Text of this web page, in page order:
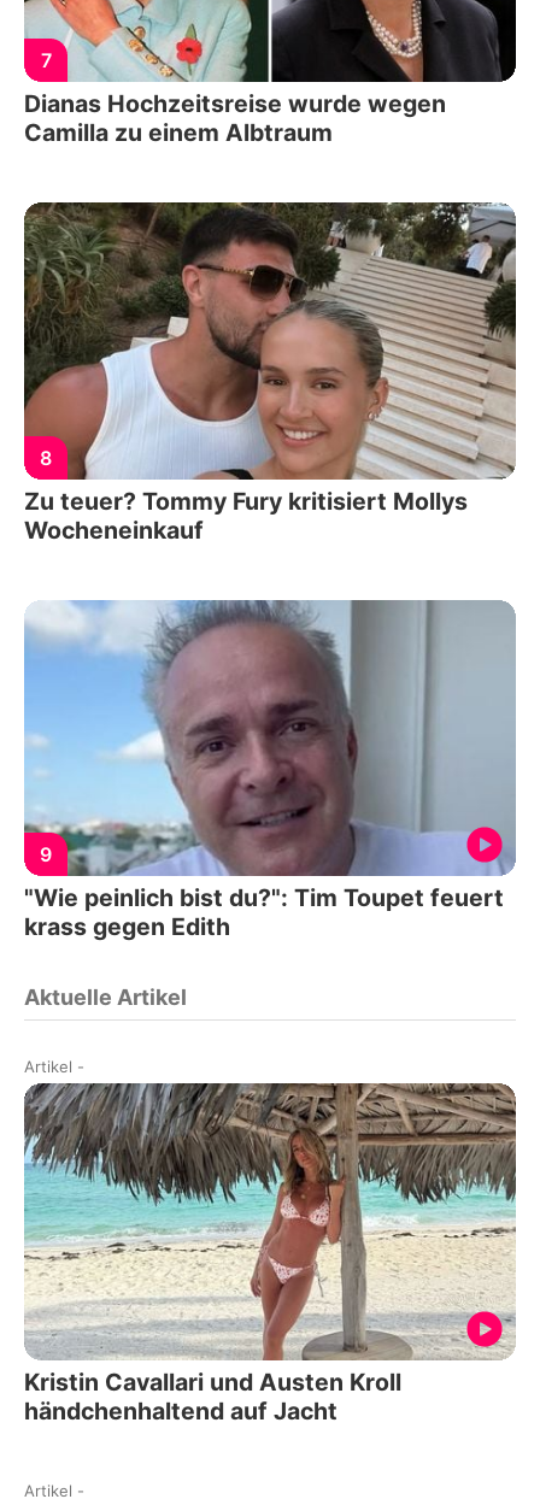
7
Dianas Hochzeitsreise wurde wegen
Camilla zu einem Albtraum
8
Zu teuer? Tommy Fury kritisiert Mollys
Wocheneinkauf
9
"Wie peinlich bist du?": Tim Toupet feuert
krass gegen Edith
Aktuelle Artikel
Artikel -
Kristin Cavallari und Austen Kroll
händchenhaltend auf Jacht
Artikel -